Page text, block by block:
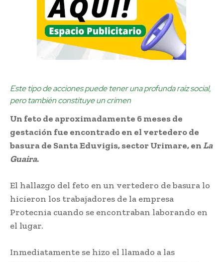
Este tipo de acciones puede tener una profunda raíz social,
pero también constituye un crimen
Un feto de aproximadamente 6 meses de
gestación fue encontrado en el vertedero de
basura de Santa Eduvigis, sector Urimare, enLa
Guaira.
El hallazgo del feto en un vertedero de basura lo
hicieron los trabajadores de la empresa
Protecnia cuando se encontraban laborando en
el lugar.
Inmediatamente se hizo el llamado a las